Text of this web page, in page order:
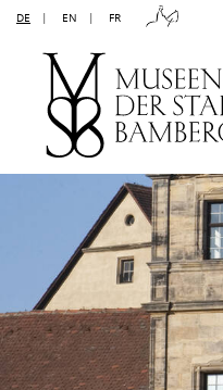
DE EN FR